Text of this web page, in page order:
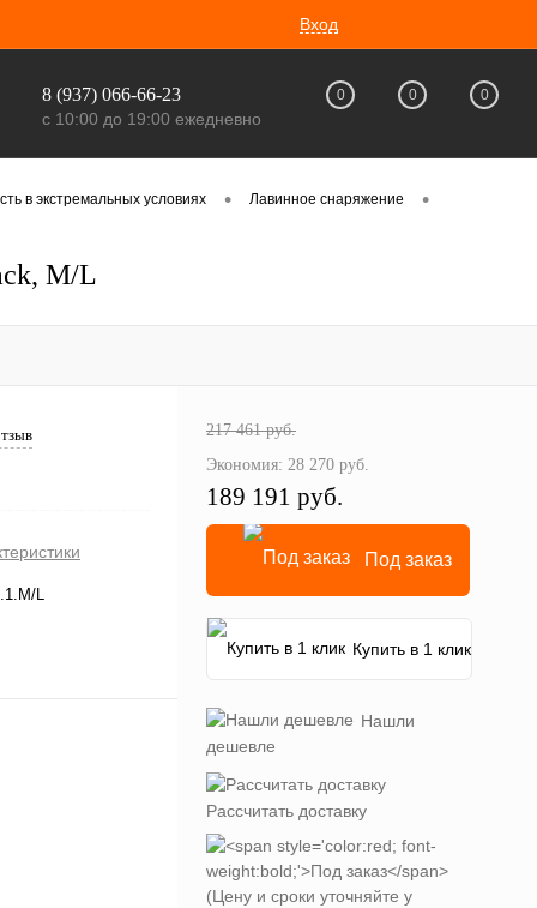
Вход
8 (937) 066-66-23
с 10:00 до 19:00 ежедневно
0 0 0
в экстремальных условиях • Лавинное снаряжение •
M/L
L
217 461 руб.
Экономия: 28 270 руб.
189 191 руб.
Под заказ
Купить в 1 клик
Нашли
дешевле
Рассчитать доставку